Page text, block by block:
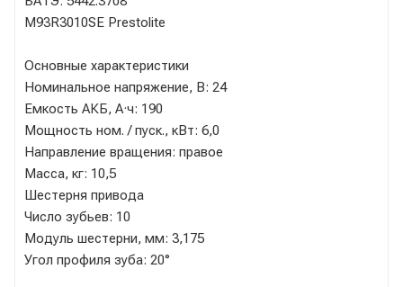
М93R3010SE Prestolite
Основные характеристики
Номинальное напряжение, В: 24
Емкость АКБ, А·ч: 190
Мощность ном. / пуск., кВт: 6,0
Направление вращения: правое
Масса, кг: 10,5
Шестерня привода
Число зубьев: 10
Модуль шестерни, мм: 3,175
Угол профиля зуба: 20°